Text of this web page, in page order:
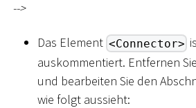
-->
Das Element <Connector>
auskommentiert. Entfernen
und bearbeiten Sie den
wie folgt aussieht: